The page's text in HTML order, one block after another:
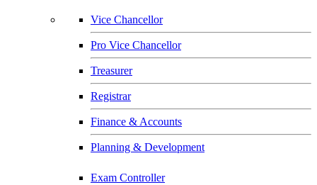
Vice Chancellor
Pro Vice Chancellor
Treasurer
Registrar
Finance & Accounts
Planning & Development
Exam Controller